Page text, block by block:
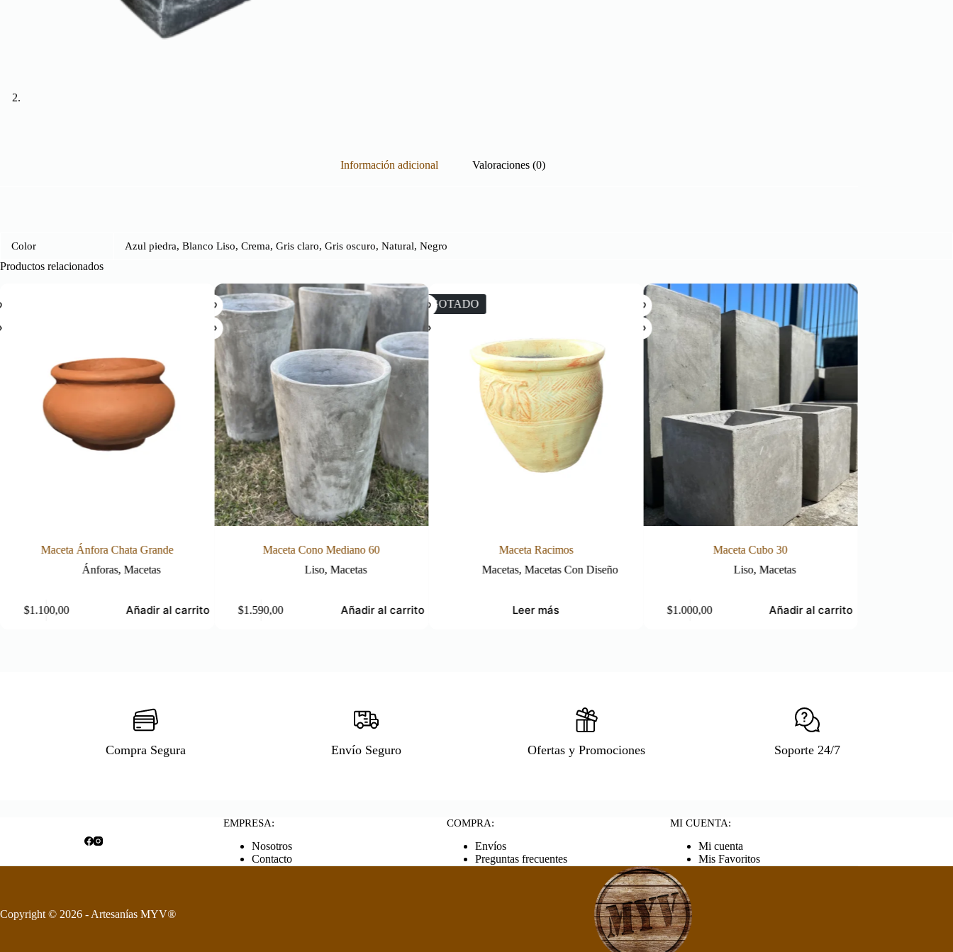
Información adicional Valoraciones (0)
Color Azul piedra, Blanco Liso, Crema, Gris claro, Gris oscuro, Natural, Negro
Productos relacionados
Maceta Ánfora Chata Grande
Ánforas,Macetas
$1.100,00 Añadir al carrito
Maceta Cono Mediano 60
Liso,Macetas
$1.590,00 Añadir al carrito
AGOTADO
Maceta Racimos
Macetas,Macetas Con Diseño
Leer más
Maceta Cubo 30
Liso,Macetas
$1.000,00 Añadir al carrito
Compra Segura Envío Seguro Ofertas y Promociones Soporte 24/7
EMPRESA:
Nosotros
Contacto
COMPRA:
Envíos
Preguntas frecuentes
MI CUENTA:
Mi cuenta
Mis Favoritos
Copyright © 2026 - Artesanías MYV®